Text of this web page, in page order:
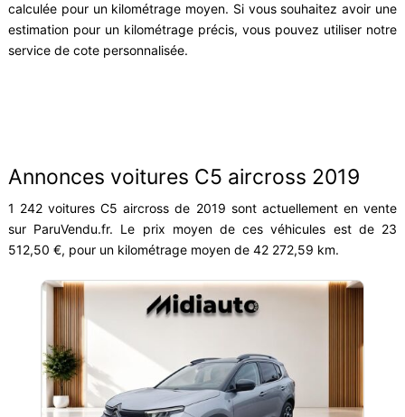
calculée pour un kilométrage moyen. Si vous souhaitez avoir une
estimation pour un kilométrage précis, vous pouvez utiliser notre
service de cote personnalisée.
Annonces voitures C5 aircross 2019
1 242 voitures C5 aircross de 2019 sont actuellement en vente
sur ParuVendu.fr. Le prix moyen de ces véhicules est de 23
512,50 €, pour un kilométrage moyen de 42 272,59 km.